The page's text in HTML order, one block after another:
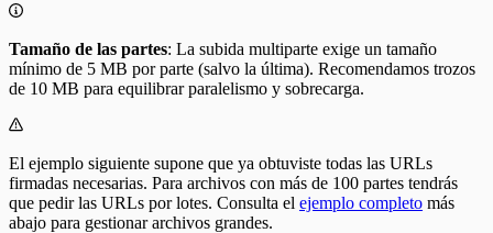
Tamaño de las partes: La subida multiparte exige un tamaño
mínimo de 5 MB por parte (salvo la última). Recomendamos trozos
de 10 MB para equilibrar paralelismo y sobrecarga.
El ejemplo siguiente supone que ya obtuviste todas las URLs
firmadas necesarias. Para archivos con más de 100 partes tendrás
que pedir las URLs por lotes. Consulta el ejemplo completo más
abajo para gestionar archivos grandes.